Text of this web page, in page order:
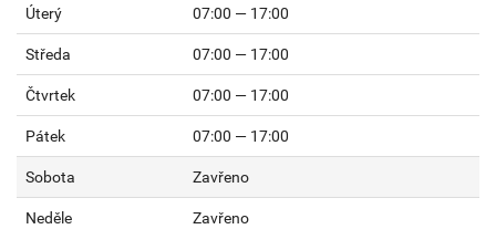
Úterý 07:00 — 17:00
Středa 07:00 — 17:00
Čtvrtek 07:00 — 17:00
Pátek 07:00 — 17:00
Sobota Zavřeno
Neděle Zavřeno